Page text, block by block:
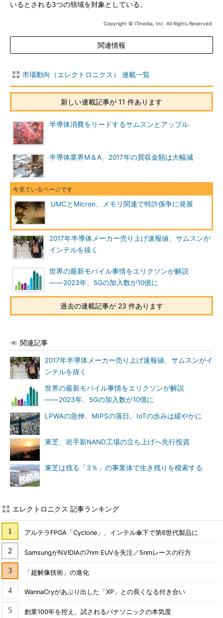
いるとされる3つの領域を対象としている。
Copyright © ITmedia, Inc. All Rights Reserved.
関連情報
市場動向（エレクトロニクス） 連載一覧
新しい連載記事が 11 件あります
半導体消費をリードするサムスンとアップル
半導体業界M＆A、2017年の買収金額は大幅減
UMCとMicron、メモリ関連で特許係争に発展
2017年半導体メーカー売り上げ速報値、サムスンが
インテルを抜く
世界の最新モバイル事情をエリクソンが解説
――2023年、5Gの加入数が10億に
過去の連載記事が 23 件あります
関連記事
2017年半導体メーカー売り上げ速報値、サムスンがイ
ンテルを抜く
世界の最新モバイル事情をエリクソンが解説
――2023年、5Gの加入数が10億に
LPWAの急伸、MIPSの落日。IoTの歩みは緩やかに
東芝、岩手新NAND工場の立ち上げへ先行投資
東芝は残る「3％」の事業体で生き残りを模索する
エレクトロニクス 記事ランキング
アルテラFPGA「Cyclone」、インテル傘下で第6世代製品に
SamsungがNVIDIAの7nm EUVを失注／5nmレースの行方
「超解像技術」の進化
WannaCryがあぶり出した「XP」との長くなる付き合い
創業100年を控え、試されるパナソニックの本気度